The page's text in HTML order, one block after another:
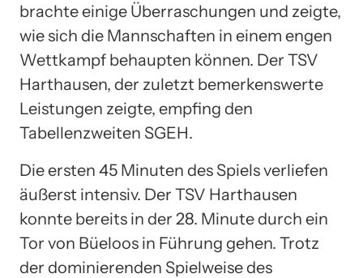
brachte einige Überraschungen und zeigte,
wie sich die Mannschaften in einem engen
Wettkampf behaupten können. Der TSV
Harthausen, der zuletzt bemerkenswerte
Leistungen zeigte, empfing den
Tabellenzweiten SGEH.
Die ersten 45 Minuten des Spiels verliefen
äußerst intensiv. Der TSV Harthausen
konnte bereits in der 28. Minute durch ein
Tor von Büeloos in Führung gehen. Trotz
der dominierenden Spielweise des